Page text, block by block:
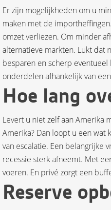
Er zijn mogelijkheden om u
maken met de
omzet verliezen. Om minder
alternatieve markten. Lukt dat
besparen en scherp
onderdelen afhankelijk van
Hoe lang
Levert u niet zelf aan Amerika
Amerika? Dan loopt u een
van escalatie. Een belangrijke
recessie sterk afneemt. Met
voeren. En privé zorgt een
Reserve